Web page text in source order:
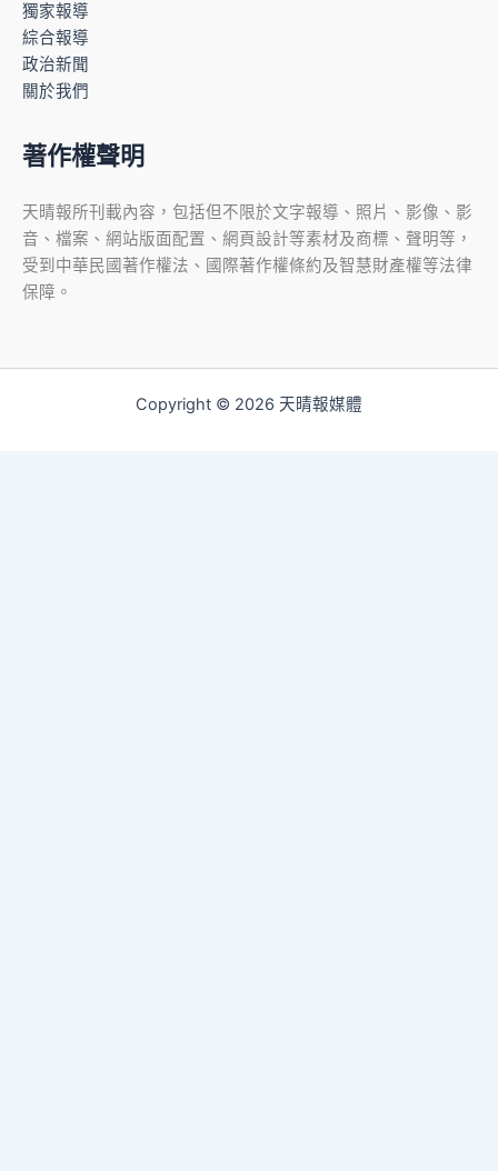
獨家報導
綜合報導
政治新聞
關於我們
著作權聲明
天晴報所刊載內容，包括但不限於文字報導、照片、影像、影
音、檔案、網站版面配置、網頁設計等素材及商標、聲明等，
受到中華民國著作權法、國際著作權條約及智慧財產權等法律
保障。
Copyright © 2026 天晴報媒體